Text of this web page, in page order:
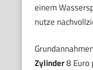
einem
nutze
Zylinder8 Euro